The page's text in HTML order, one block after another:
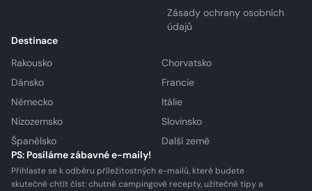
Zásady ochrany osobních
údajů
Destinace
Rakousko
Chorvatsko
Dánsko
Francie
Německo
Itálie
Nizozemsko
Slovinsko
Španělsko
Další země
PS: Posíláme zábavné e-maily!
Přihlaste se k odběru příležitostných e-mailů, které budete
skutečně chtít číst: chutné campingové recepty, užitečné tipy a